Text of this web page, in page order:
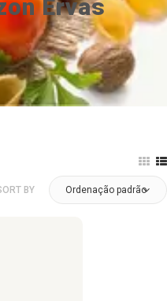
Ervas
BY Ordenação padrão